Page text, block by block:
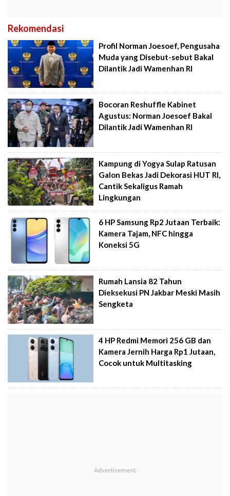
Rekomendasi
Profil Norman Joesoef, Pengusaha
Muda yang Disebut-sebut Bakal
Dilantik Jadi Wamenhan RI
Bocoran Reshuffle Kabinet
Agustus: Norman Joesoef Bakal
Dilantik Jadi Wamenhan RI
Kampung di Yogya Sulap Ratusan
Galon Bekas Jadi Dekorasi HUT RI,
Cantik Sekaligus Ramah
Lingkungan
6 HP Samsung Rp2 Jutaan Terbaik:
Kamera Tajam, NFC hingga
Koneksi 5G
Rumah Lansia 82 Tahun
Dieksekusi PN Jakbar Meski Masih
Sengketa
4 HP Redmi Memori 256 GB dan
Kamera Jernih Harga Rp1 Jutaan,
Cocok untuk Multitasking